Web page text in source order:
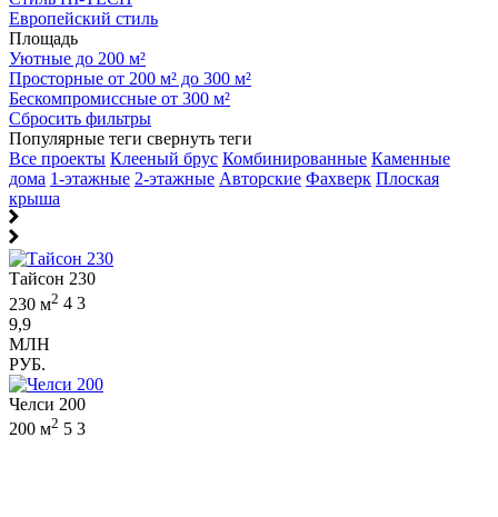
Европейский стиль
Площадь
Уютные до 200 м²
Просторные от 200 м² до 300 м²
Бескомпромиссные от 300 м²
Сбросить фильтры
Популярные теги свернуть теги
Все проекты Клееный брус Комбинированные Каменные
дома 1-этажные 2-этажные Авторские Фахверк Плоская
крыша
Тайсон 230
230 м2 4 3
9,9
МЛН
РУБ.
Челси 200
200 м2 5 3